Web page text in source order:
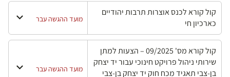
קול קורא לכנס אוצרות תרבות יהודיים
כארכיון חי
מועד ההגשה עבר
קול קורא מס' 09/2025 – הצעות למתן
שירותי ניהול פרויקט חינוכי עבור יד יצחק
בן-צבי תאגיד מכח חוק יד יצחק בן-צבי
מועד ההגשה עבר